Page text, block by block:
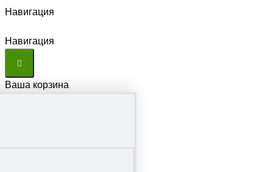
Навигация
Навигация
Ваша корзина